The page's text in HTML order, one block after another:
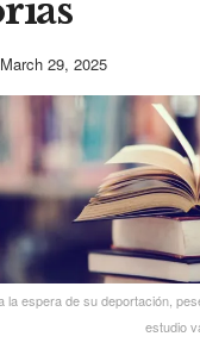
March 29, 2025
la espera de su deportación,
estudio